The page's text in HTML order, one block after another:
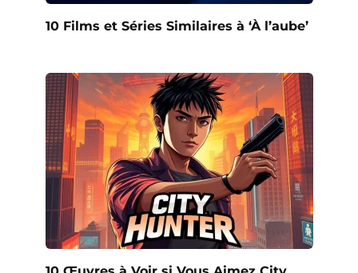
10 Films et Séries Similaires à ‘À l’aube’